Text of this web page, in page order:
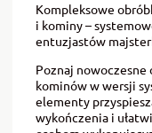
Kompleksowe
i kominy –
entuzjastów
Poznaj
kominów w wersji
elementy
wykończenia i